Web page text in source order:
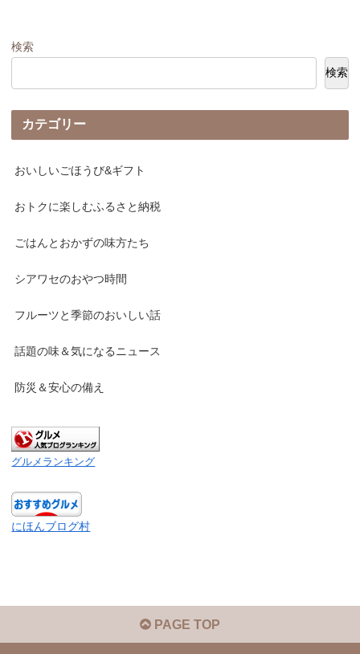
検索
検索
カテゴリー
おいしいごほうび&ギフト
おトクに楽しむふるさと納税
ごはんとおかずの味方たち
シアワセのおやつ時間
フルーツと季節のおいしい話
話題の味＆気になるニュース
防災＆安心の備え
グルメランキング
にほんブログ村
PAGE TOP